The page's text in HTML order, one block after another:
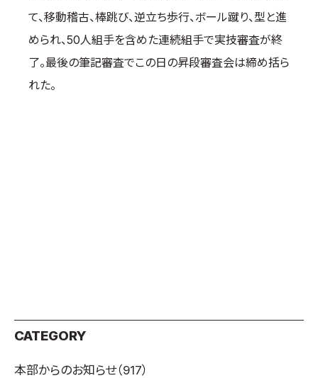
支部からのお知らせ
公式大会
公式記録
試合規則
て、移動稽古、棒跳び、逆立ち歩行、ボール蹴り、型と進
められ、50人組手を含めた連続組手で実技審査が終
了。最後の筆記審査でこの日の昇段審査会は締め括ら
れた。
CATEGORY
本部からのお知らせ（917）